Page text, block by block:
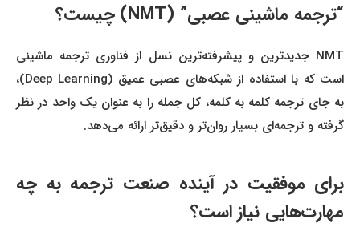
“ترجمه ماشینی عصبی” (NMT) چیست؟
NMT جدیدترین و پیشرفته‌ترین نسل از فناوری ترجمه ماشینی
است که با استفاده از شبکه‌های عصبی عمیق (Deep Learning)،
به جای ترجمه کلمه به کلمه، کل جمله را به عنوان یک واحد در نظر
گرفته و ترجمه‌ای بسیار روان‌تر و دقیق‌تر ارائه می‌دهد.
برای موفقیت در آینده صنعت ترجمه به چه
مهارت‌هایی نیاز است؟